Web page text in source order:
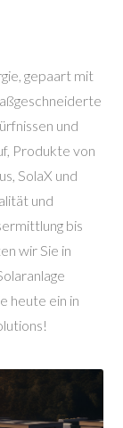
gepaart mit
und
Produkte von
SolaX und
und
bis
wir Sie in
heute ein in